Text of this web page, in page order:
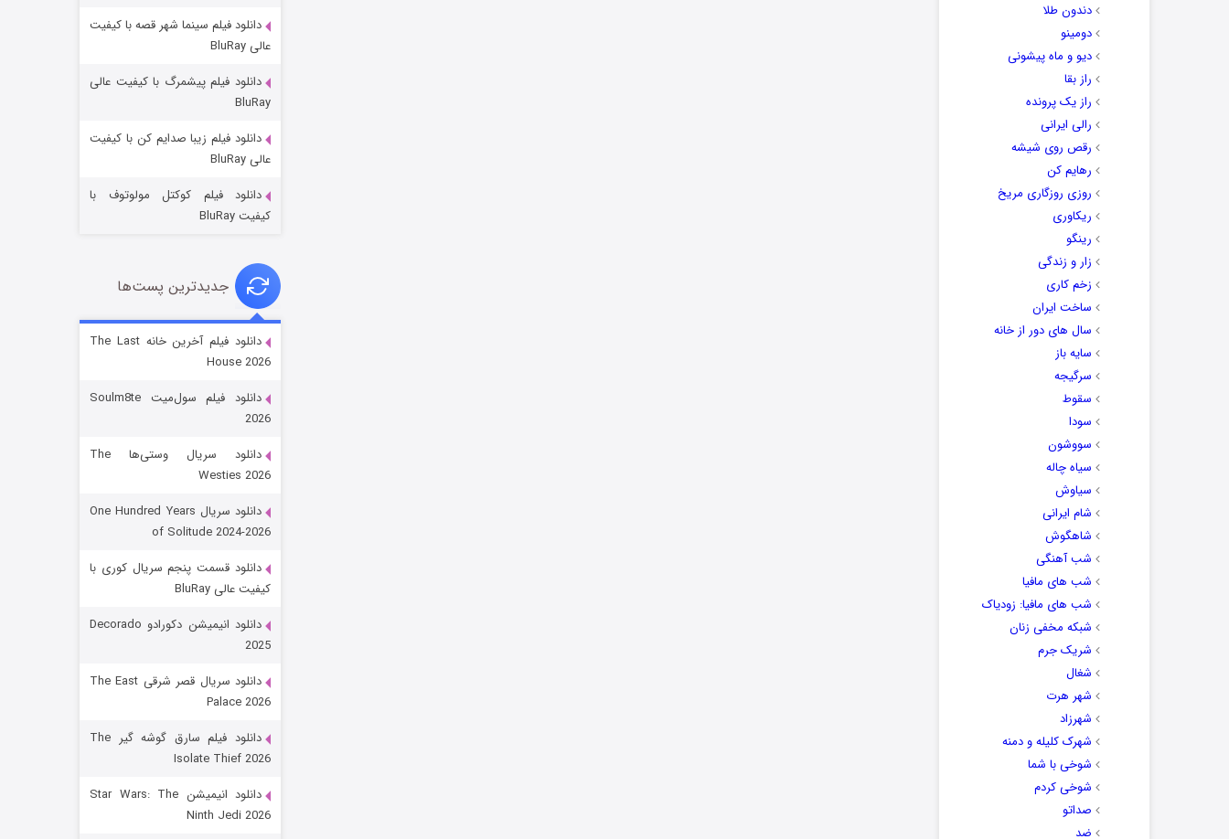
دندون طلا
دومینو
دیو و ماه پیشونی
راز بقا
راز یک پرونده
رالی ایرانی
رقص روی شیشه
رهایم کن
روزی روزگاری مریخ
ریکاوری
رینگو
زار و زندگی
زخم کاری
ساخت ایران
سال های دور از خانه
سایه باز
سرگیجه
سقوط
سودا
سووشون
سیاه چاله
سیاوش
شام ایرانی
شاهگوش
شب آهنگی
شب های مافیا
شب های مافیا: زودیاک
شبکه مخفی زنان
شریک جرم
شغال
شهر هرت
شهرزاد
شهرک کلیله و دمنه
شوخی با شما
شوخی کردم
صداتو
ضد
جادوگری در مغولستان
قسمت
رویایی برای تو
قسمت
دانلود فیلم سینما شهر قصه با کیفیت
عالی BluRay
دانلود فیلم پیشمرگ با کیفیت عالی
BluRay
دانلود فیلم زیبا صدایم کن با کیفیت
عالی BluRay
دانلود فیلم کوکتل مولوتوف با
کیفیت BluRay
جدیدترین پست‌ها
دانلود فیلم آخرین خانه The Last
House 2026
دانلود فیلم سول‌میت Soulm8te
2026
دانلود سریال وستی‌ها The
Westies 2026
دانلود سریال One Hundred Years
of Solitude 2024-2026
دانلود قسمت پنجم سریال کوری با
کیفیت عالی BluRay
دانلود انیمیشن دکورادو Decorado
2025
دانلود سریال قصر شرقی The East
Palace 2026
دانلود فیلم سارق گوشه گیر The
Isolate Thief 2026
دانلود انیمیشن Star Wars: The
Ninth Jedi 2026